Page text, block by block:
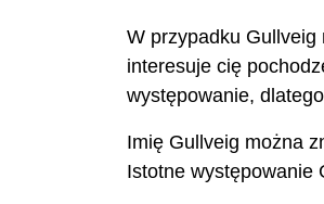
W przypadku Gullveig
interesuje cię
występowanie,
Imię Gullveig można
Istotne występowanie